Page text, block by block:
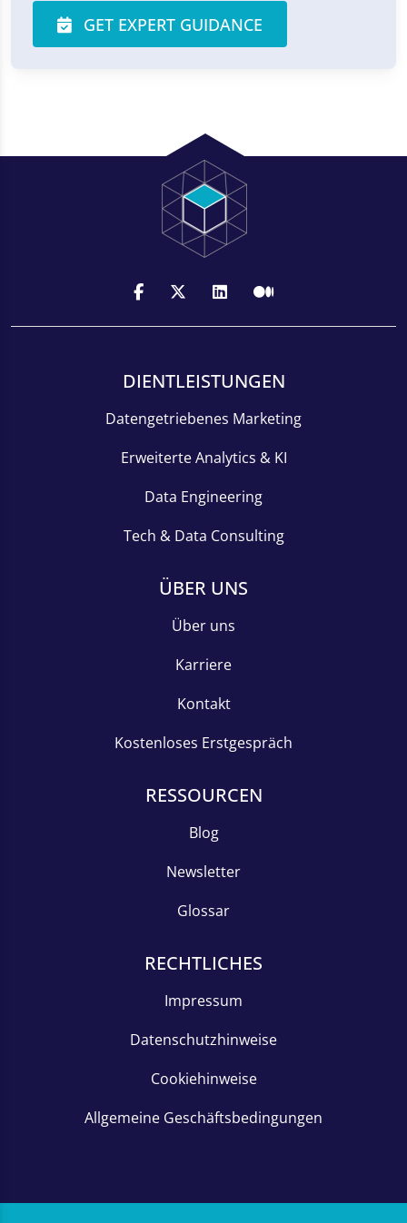
GET EXPERT GUIDANCE
DIENTLEISTUNGEN
Datengetriebenes Marketing
Erweiterte Analytics & KI
Data Engineering
Tech & Data Consulting
ÜBER UNS
Über uns
Karriere
Kontakt
Kostenloses Erstgespräch
RESSOURCEN
Blog
Newsletter
Glossar
RECHTLICHES
Impressum
Datenschutzhinweise
Cookiehinweise
Allgemeine Geschäftsbedingungen